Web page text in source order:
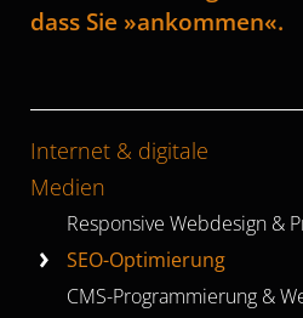
dass Sie »ankommen«.
Internet & digitale
Medien
Responsive Webdesign &
SEO-Optimierung
CMS-Programmierung &